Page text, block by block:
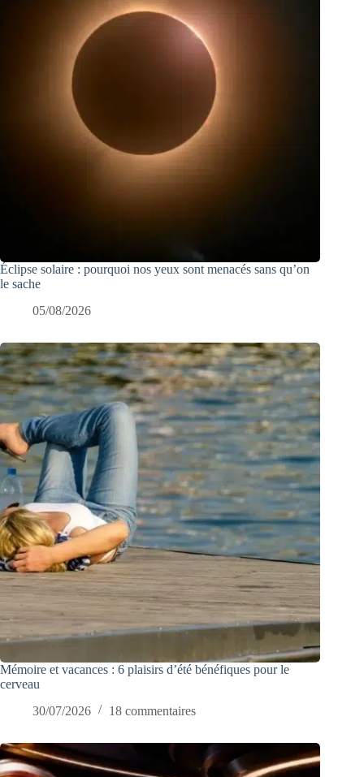
Éclipse solaire : pourquoi nos yeux sont menacés sans qu’on
le sache
05/08/2026
Mémoire et vacances : 6 plaisirs d’été bénéfiques pour le
cerveau
30/07/2026
18 commentaires